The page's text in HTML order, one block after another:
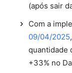
(após sair
Com a
09/04/2025
quantidade
+33% no